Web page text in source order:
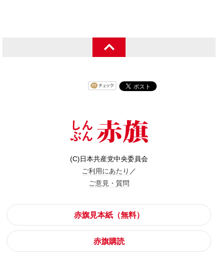
(C)日本共産党中央委員会
ご利用にあたり ／
ご意見・質問
赤旗見本紙（無料）
赤旗購読